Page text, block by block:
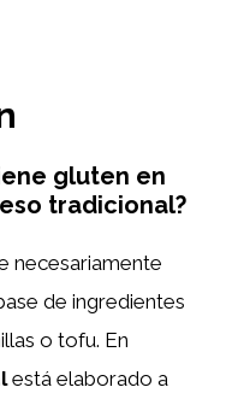
gluten en
tradicional?
necesariamente
de ingredientes
o tofu. En
está elaborado a